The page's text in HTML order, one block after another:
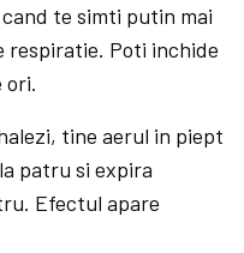
te simti putin mai
respiratie. Poti inchide
ori.
tine aerul in piept
patru si expira
Efectul apare